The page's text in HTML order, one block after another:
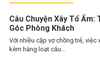
Câu Chuyện Xây Tổ
Góc Phòng Khách
Với nhiều cặp vợ chồng trẻ,
kèm hàng loạt câu...